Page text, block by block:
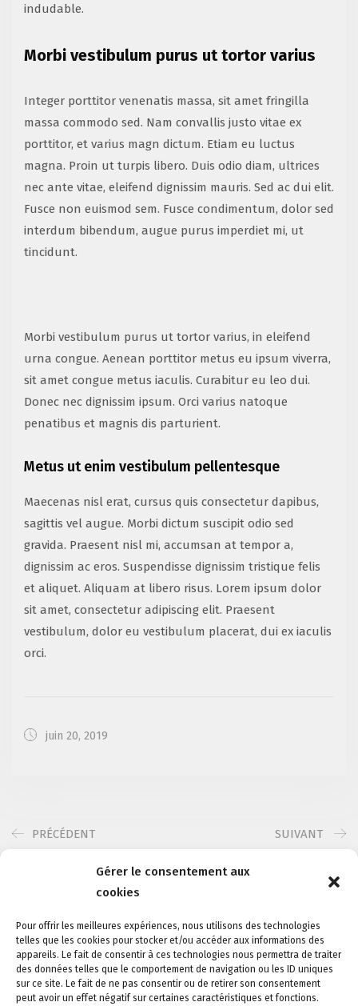
Gérer le consentement aux
cookies
Pour offrir les meilleures expériences, nous utilisons des technologies
telles que les cookies pour stocker et/ou accéder aux informations des
appareils. Le fait de consentir à ces technologies nous permettra de traiter
des données telles que le comportement de navigation ou les ID uniques
sur ce site. Le fait de ne pas consentir ou de retirer son consentement
peut avoir un effet négatif sur certaines caractéristiques et fonctions.
indudable.
Morbi vestibulum purus ut tortor varius
Integer porttitor venenatis massa, sit amet fringilla
massa commodo sed. Nam convallis justo vitae ex
porttitor, et varius magn dictum. Etiam eu luctus
magna. Proin ut turpis libero. Duis odio diam, ultrices
nec ante vitae, eleifend dignissim mauris. Sed ac dui elit.
Fusce non euismod sem. Fusce condimentum, dolor sed
interdum bibendum, augue purus imperdiet mi, ut
tincidunt.
Morbi vestibulum purus ut tortor varius, in eleifend
urna congue. Aenean porttitor metus eu ipsum viverra,
sit amet congue metus iaculis. Curabitur eu leo dui.
Donec nec dignissim ipsum. Orci varius natoque
penatibus et magnis dis parturient.
Metus ut enim vestibulum pellentesque
Maecenas nisl erat, cursus quis consectetur dapibus,
sagittis vel augue. Morbi dictum suscipit odio sed
gravida. Praesent nisl mi, accumsan at tempor a,
dignissim ac eros. Suspendisse dignissim tristique felis
et aliquet. Aliquam at libero risus. Lorem ipsum dolor
sit amet, consectetur adipiscing elit. Praesent
vestibulum, dolor eu vestibulum placerat, dui ex iaculis
orci.
juin 20, 2019
PRÉCÉDENT SUIVANT